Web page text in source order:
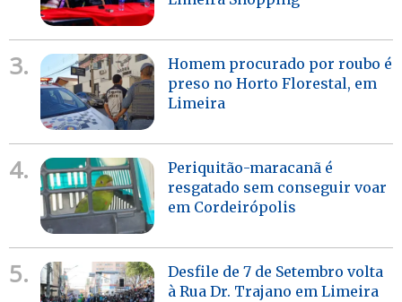
3.
Homem procurado por roubo é
preso no Horto Florestal, em
Limeira
4.
Periquitão-maracanã é
resgatado sem conseguir voar
em Cordeirópolis
5.
Desfile de 7 de Setembro volta
à Rua Dr. Trajano em Limeira